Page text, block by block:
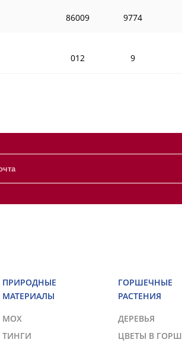
86009 9774
012 9
ПРИРОДНЫЕ
МАТЕРИАЛЫ
МОХ
ТИНГИ
ГОРШЕЧНЫЕ
РАСТЕНИЯ
ДЕРЕВЬЯ
ЦВЕТЫ В